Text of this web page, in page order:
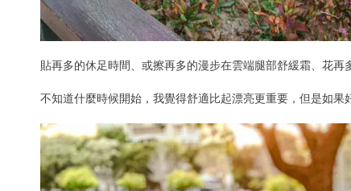
貼再多的休足時間、或擦再多的漫步在雲端腿部舒緩霜、花再
不知道什麼時候開始，我覺得舒適比起漂亮更重要，但是如果